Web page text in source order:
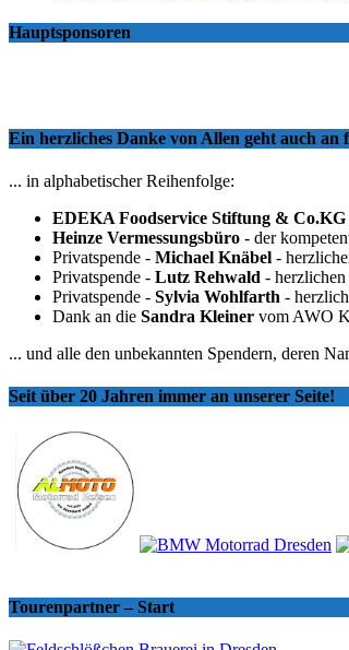
Hauptsponsoren
Ein herzliches Danke von Allen geht auch
... in alphabetischer Reihenfolge:
EDEKA Foodservice Stiftung & Co.KG
Heinze Vermessungsbüro - der
Privatspende - Michael Knäbel -
Privatspende - Lutz Rehwald -
Privatspende - Sylvia Wohlfarth -
Dank an die Sandra Kleiner vom AWO
... und alle den unbekannten Spendern, deren
Seit über 20 Jahren immer an unserer Seite!
Tourenpartner – Start